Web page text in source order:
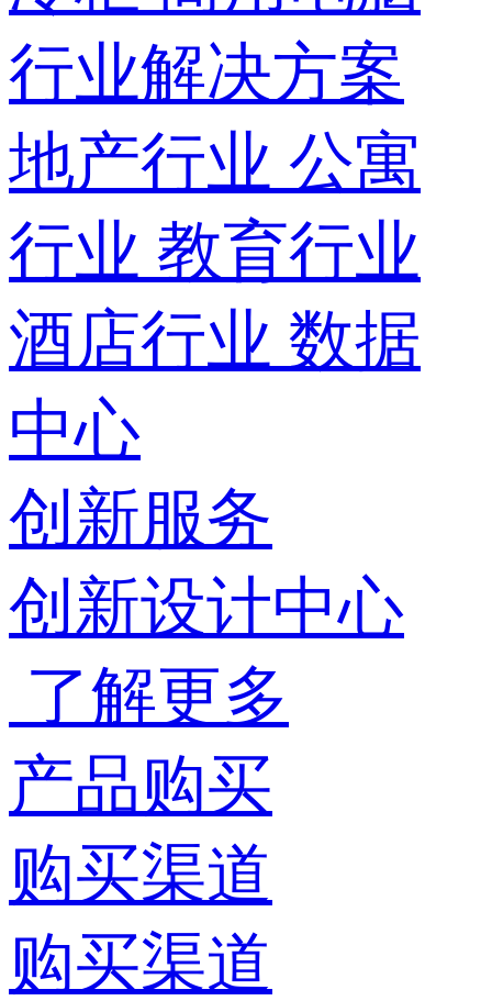
行业解决方案
地产行业 公寓
行业 教育行业
酒店行业 数据
中心
创新服务
创新设计中心
了解更多
产品购买
购买渠道
购买渠道